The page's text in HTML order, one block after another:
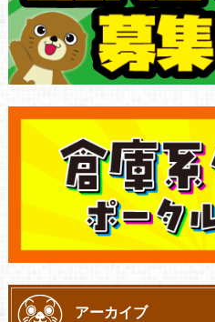
アーカイブ